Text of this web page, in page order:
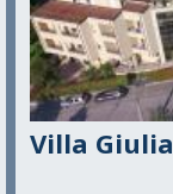
Villa Giulia